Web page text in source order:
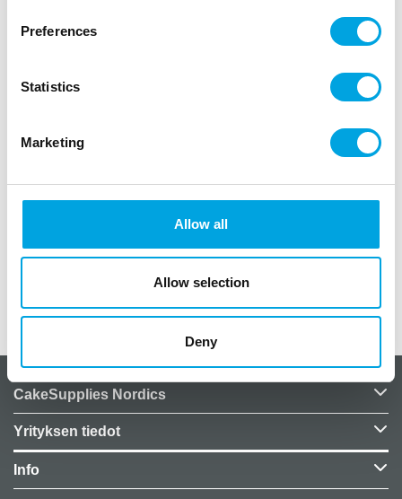
Preferences
Statistics
Marketing
Allow all
Allow selection
Deny
Kuvaus
keppostelussa, kattauksissa ja muussa
pakkauksessa 6kpl
Lisätiedot
CakeSupplies Nordics
Yrityksen tiedot
Info